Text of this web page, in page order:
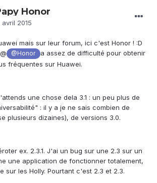
Honor
avril 2015
mais sur leur forum, ici c'est Honor ! :D
@Honor
a assez de difficulté pour obtenir
fréquentes sur Huawei.
une chose dela 3.1 : un peu plus de
: il y a je ne sais combien de
plusieurs dizaines), de versions 3.0.
ex. 2.3.1. J'ai un bug sur une 2.3 sur un
une application de fonctionner totalement,
sur les Holly. Pourtant c'est 2.3 et 2.3.